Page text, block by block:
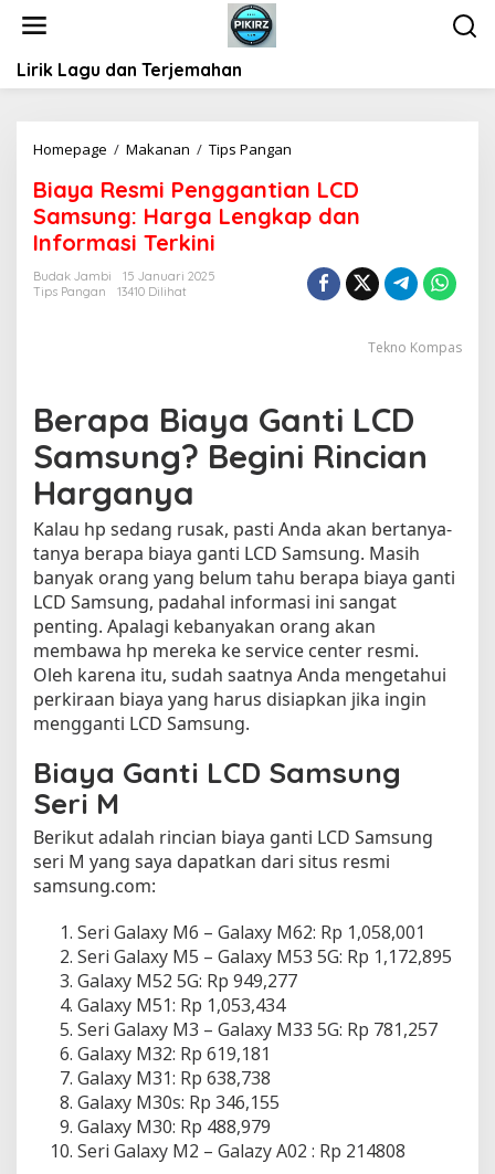
Lirik Lagu dan Terjemahan
Homepage / Makanan / Tips Pangan
a
y
n
g
g
t
i
n
L
C
D
S
a
u
n
:
H
g
a
L
e
g
a
Biaya Resmi Penggantian LCD
Samsung: Harga Lengkap dan
Informasi Terkini
Budak Jambi
15 Januari 2025
Tips Pangan
13410 Dilihat
Tekno Kompas
Berapa Biaya Ganti LCD
Samsung? Begini Rincian
Harganya
Kalau hp sedang rusak, pasti Anda akan bertanya-
tanya berapa biaya ganti LCD Samsung. Masih
banyak orang yang belum tahu berapa biaya ganti
LCD Samsung, padahal informasi ini sangat
penting. Apalagi kebanyakan orang akan
membawa hp mereka ke service center resmi.
Oleh karena itu, sudah saatnya Anda mengetahui
perkiraan biaya yang harus disiapkan jika ingin
mengganti LCD Samsung.
Biaya Ganti LCD Samsung
Seri M
Berikut adalah rincian biaya ganti LCD Samsung
seri M yang saya dapatkan dari situs resmi
samsung.com:
Seri Galaxy M6 – Galaxy M62: Rp 1,058,001
Seri Galaxy M5 – Galaxy M53 5G: Rp 1,172,895
Galaxy M52 5G: Rp 949,277
Galaxy M51: Rp 1,053,434
Seri Galaxy M3 – Galaxy M33 5G: Rp 781,257
Galaxy M32: Rp 619,181
Galaxy M31: Rp 638,738
Galaxy M30s: Rp 346,155
Galaxy M30: Rp 488,979
Seri Galaxy M2 – Galazy A02 : Rp 214808